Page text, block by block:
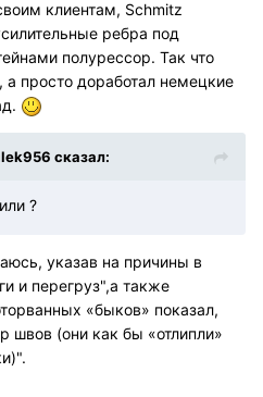
клиентам, Schmitz
ребра под
полурессор. Так что
а просто доработал немецкие
сказал:
?
указав на причины в
и перегруз",а также
«быков» показал,
швов (они как бы «отлипли»